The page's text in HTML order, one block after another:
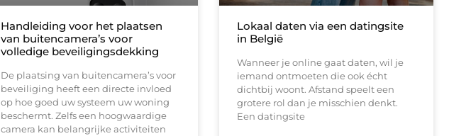
Handleiding voor het plaatsen
van buitencamera’s voor
volledige beveiligingsdekking
De plaatsing van buitencamera’s voor
beveiliging heeft een directe invloed
op hoe goed uw systeem uw woning
beschermt. Zelfs een hoogwaardige
camera kan belangrijke activiteiten
Lokaal daten via een datingsite
in België
Wanneer je online gaat daten, wil je
iemand ontmoeten die ook écht
dichtbij woont. Afstand speelt een
grotere rol dan je misschien denkt.
Een datingsite